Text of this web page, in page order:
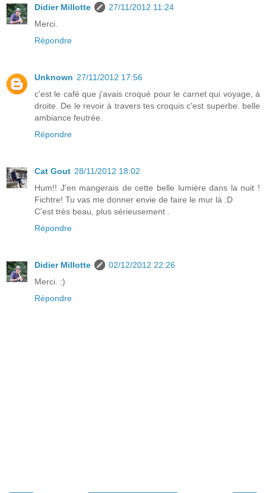
Didier Millotte
27/11/2012 11:24
Merci.
Répondre
Unknown 27/11/2012 17:56
c'est le café que j'avais croqué pour le carnet qui voyage, à
droite. De le revoir à travers tes croquis c'est superbe. belle
ambiance feutrée.
Répondre
Cat Gout 28/11/2012 18:02
Hum!! J'en mangerais de cette belle lumière dans la nuit !
Fichtre! Tu vas me donner envie de faire le mur là :D
C'est très beau, plus sérieusement .
Répondre
Didier Millotte
02/12/2012 22:26
Merci. :)
Répondre